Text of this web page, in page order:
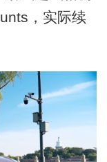
，实际续